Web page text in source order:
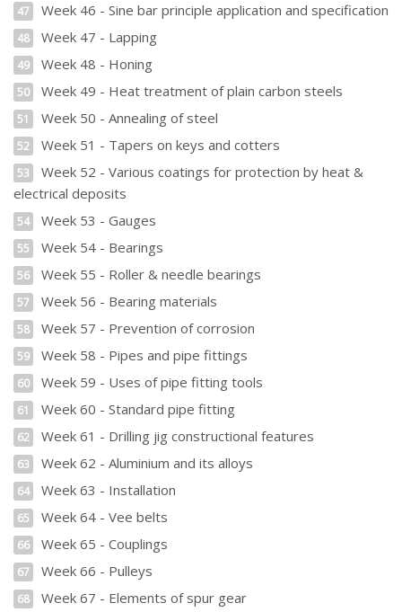
47 Week 46 - Sine bar principle application and specification
48 Week 47 - Lapping
49 Week 48 - Honing
50 Week 49 - Heat treatment of plain carbon steels
51 Week 50 - Annealing of steel
52 Week 51 - Tapers on keys and cotters
53
Week 52 - Various coatings for protection by heat &
electrical deposits
54 Week 53 - Gauges
55 Week 54 - Bearings
56 Week 55 - Roller & needle bearings
57 Week 56 - Bearing materials
58 Week 57 - Prevention of corrosion
59 Week 58 - Pipes and pipe fittings
60 Week 59 - Uses of pipe fitting tools
61 Week 60 - Standard pipe fitting
62 Week 61 - Drilling jig constructional features
63 Week 62 - Aluminium and its alloys
64 Week 63 - Installation
65 Week 64 - Vee belts
66 Week 65 - Couplings
67 Week 66 - Pulleys
68 Week 67 - Elements of spur gear